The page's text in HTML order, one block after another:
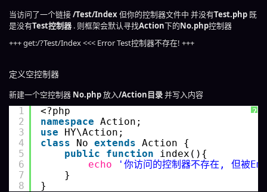
当访问了一个链接/Test/Index但你的控制器文件中 并没有Test.php 既
是没有Test控制器. 则框架会默认寻找Action下的No.php控制器
+++ get:/?Test/Index <<< Error Test控制器不存在! +++
定义空控制器
新建一个空控制器 No.php放入/Action目录并写入内容
?
1
2
3
4
5
6
7
8
<?php
namespace Action;
use
HY\Action;
class
No extends Action {
public
function
index(){
echo
'你访问的控制器不存在, 但被
}
}